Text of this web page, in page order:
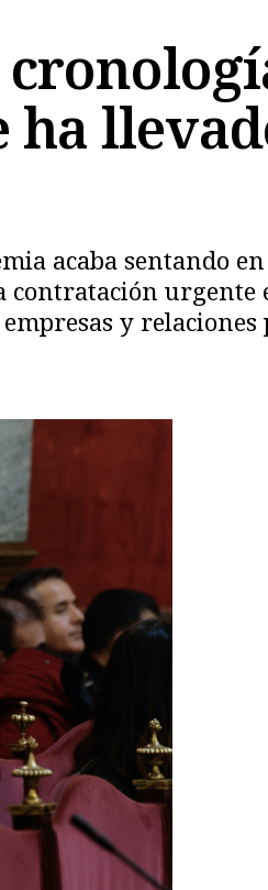
acaba sentando
contratación
y relaciones